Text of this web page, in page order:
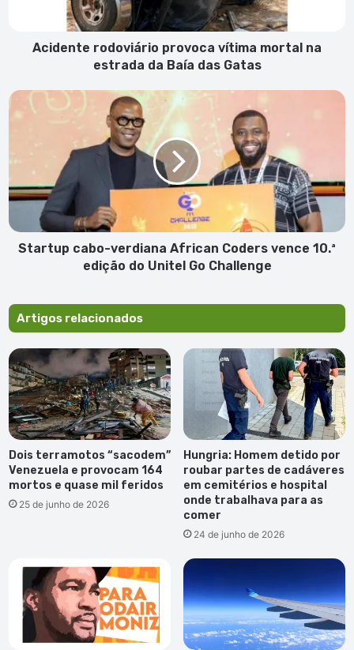
Acidente rodoviário provoca vítima mortal na
estrada da Baía das Gatas
Startup
cabo-
Coders
10.ª
edição
do
Unitel
Startup cabo-verdiana African Coders vence 10.ª
edição do Unitel Go Challenge
Artigos relacionados
Dois terramotos “sacodem”
Venezuela e provocam 164
mortos e quase mil feridos
25 de junho de 2026
Hungria: Homem detido por
roubar partes de cadáveres
em cemitérios e hospital
onde trabalhava para as
comer
24 de junho de 2026